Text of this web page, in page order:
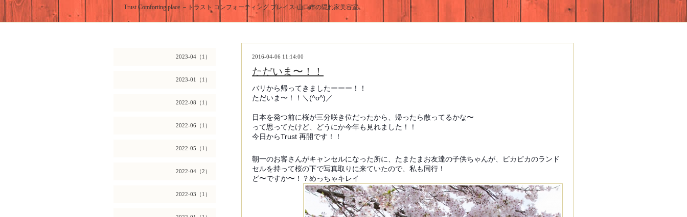
Trust Comforting place －トラスト コンフォーティング プレイス-山口市の隠れ家美容室。
2023-04（1）
2023-01（1）
2022-08（1）
2022-06（1）
2022-05（1）
2022-04（2）
2022-03（1）
2016-04-06 11:14:00
ただいま〜！！
バリから帰ってきましたーーー！！
ただいま〜！！＼(^o^)／
日本を発つ前に桜が三分咲き位だったから、帰ったら散ってるかな〜
って思ってたけど、どうにか今年も見れました！！
今日からTrust 再開です！！
朝一のお客さんがキャンセルになった所に、たまたまお友達の子供ちゃんが、ピカピカのランド
セルを持って桜の下で写真取りに来ていたので、私も同行！
ど〜ですか〜！？めっちゃキレイ